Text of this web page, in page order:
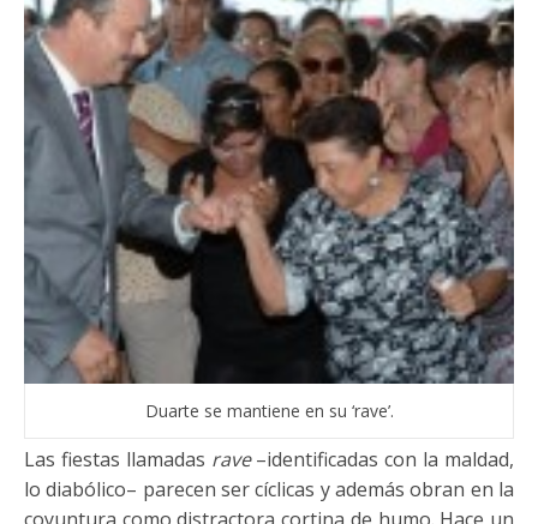
Duarte se mantiene en su ‘rave’.
Las fiestas llamadas rave–identificadas con la maldad,
lo diabólico– parecen ser cíclicas y además obran en la